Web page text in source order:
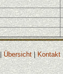
Übersicht|Kontakt